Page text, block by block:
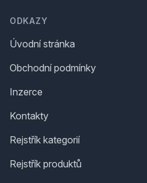
ODKAZY
Úvodní stránka
Obchodní podmínky
Inzerce
Kontakty
Rejstřík kategorií
Rejstřík produktů